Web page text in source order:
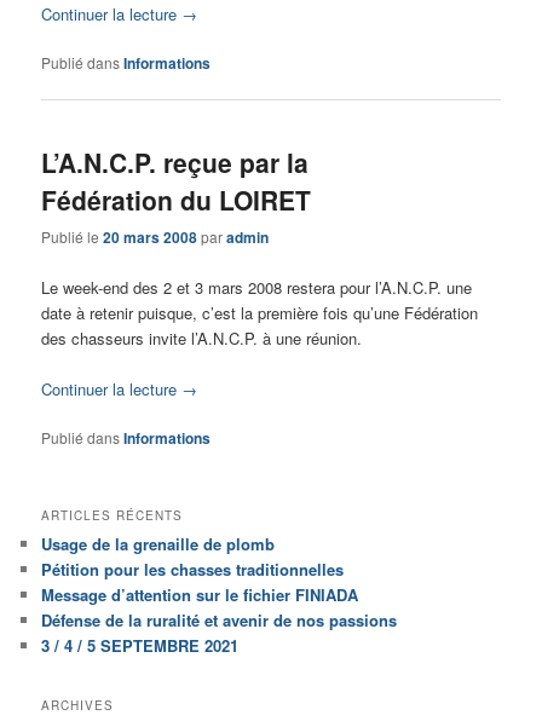
Continuer la lecture →
Publié dansInformations
L’A.N.C.P. reçue par la
Fédération du LOIRET
Publié le20 mars 2008paradmin
Le week-end des 2 et 3 mars 2008 restera pour l’A.N.C.P. une
date à retenir puisque, c’est la première fois qu’une Fédération
des chasseurs invite l’A.N.C.P. à une réunion.
Continuer la lecture →
Publié dansInformations
ARTICLES RÉCENTS
Usage de la grenaille de plomb
Pétition pour les chasses traditionnelles
Message d’attention sur le fichier FINIADA
Défense de la ruralité et avenir de nos passions
3 / 4 / 5 SEPTEMBRE 2021
ARCHIVES